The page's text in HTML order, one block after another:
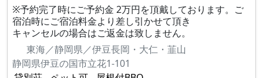
※予約完了時にご予約金 2万円を頂戴しております。ご
宿泊時にご宿泊料金より差し引かせて頂き
キャンセルの場合はご返金は致しません。
東海／静岡県／伊豆長岡・大仁・韮山
静岡県伊豆の国市立花1-101